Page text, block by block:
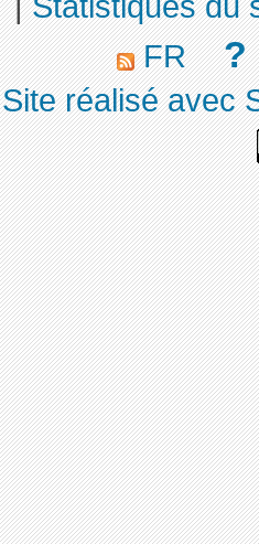
FR
?
Site réalisé avec